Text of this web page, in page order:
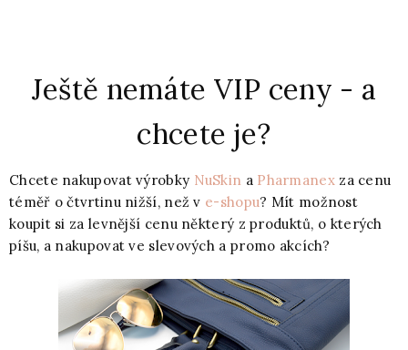
Ještě nemáte VIP ceny - a
chcete je?
Chcete nakupovat výrobky NuSkin a Pharmanexza cenu
téměř o čtvrtinu nižší, než v e-shopu? Mít možnost
koupit si za levnější cenu některý z produktů, o kterých
píšu, a nakupovat ve slevových a promo akcích?